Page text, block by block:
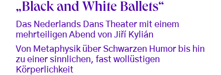
„Black and White Ballets“
Das Nederlands Dans Theater mit einem
mehrteiligen Abend von Jiří Kylián
Von Metaphysik über Schwarzen Humor bis hin
zu einer sinnlichen, fast wollüstigen
Körperlichkeit